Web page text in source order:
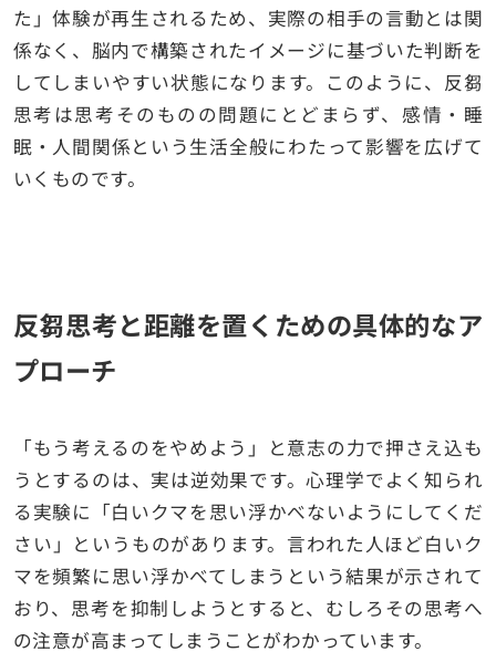
た」体験が再生されるため、実際の相手の言動とは関
係なく、脳内で構築されたイメージに基づいた判断を
してしまいやすい状態になります。このように、反芻
思考は思考そのものの問題にとどまらず、感情・睡
眠・人間関係という生活全般にわたって影響を広げて
いくものです。
反芻思考と距離を置くための具体的なア
プローチ
「もう考えるのをやめよう」と意志の力で押さえ込も
うとするのは、実は逆効果です。心理学でよく知られ
る実験に「白いクマを思い浮かべないようにしてくだ
さい」というものがあります。言われた人ほど白いク
マを頻繁に思い浮かべてしまうという結果が示されて
おり、思考を抑制しようとすると、むしろその思考へ
の注意が高まってしまうことがわかっています。